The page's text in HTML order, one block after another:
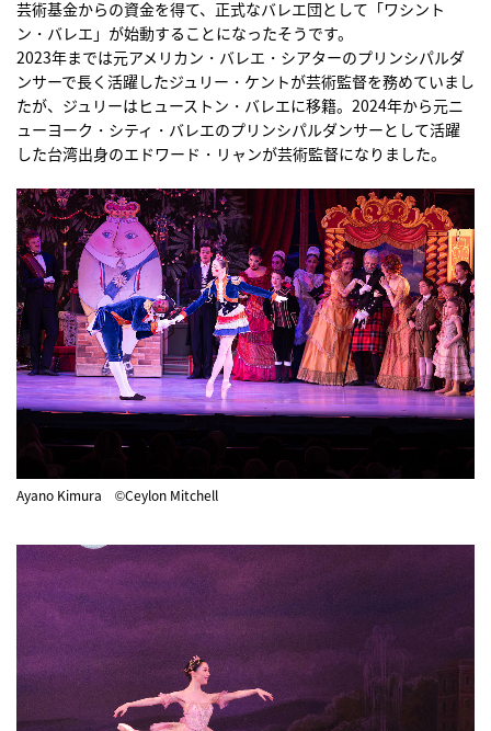
芸術基金からの資金を得て、正式なバレエ団として「ワシント
ン・バレエ」が始動することになったそうです。
2023年までは元アメリカン・バレエ・シアターのプリンシパルダ
ンサーで長く活躍したジュリー・ケントが芸術監督を務めていまし
たが、ジュリーはヒューストン・バレエに移籍。2024年から元ニ
ューヨーク・シティ・バレエのプリンシパルダンサーとして活躍
した台湾出身のエドワード・リャンが芸術監督になりました。
Ayano Kimura ©Ceylon Mitchell